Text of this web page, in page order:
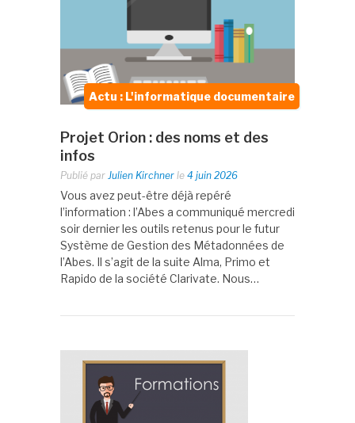
Actu : L'informatique documentaire
Projet Orion : des noms et des
infos
Publié par Julien Kirchner le 4 juin 2026
Vous avez peut-être déjà repéré
l’information : l’Abes a communiqué mercredi
soir dernier les outils retenus pour le futur
Système de Gestion des Métadonnées de
l’Abes. Il s’agit de la suite Alma, Primo et
Rapido de la société Clarivate. Nous…